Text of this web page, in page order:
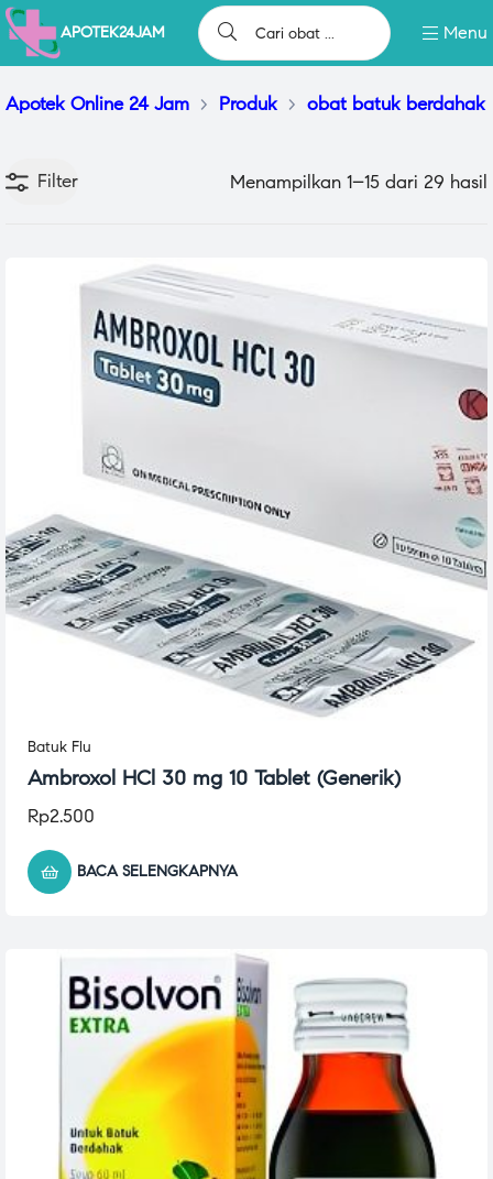
APOTEK24JAM Menu
Apotek Online 24 Jam > Produk > obat batuk berdahak
Filter Menampilkan 1–15 dari 29 hasil
Batuk Flu
Ambroxol HCl 30 mg 10 Tablet (Generik)
Rp2.500
BACA SELENGKAPNYA